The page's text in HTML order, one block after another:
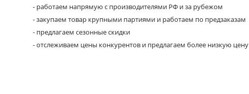
- работаем напрямую с производителями РФ и за рубежом
- закупаем товар крупными партиями и работаем по предзаказам
- предлагаем сезонные скидки
- отслеживаем цены конкурентов и предлагаем более низкую цену